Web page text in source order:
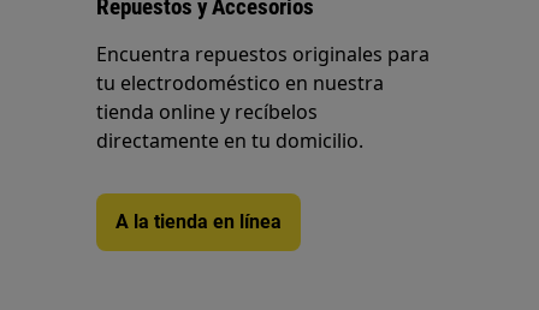
Repuestos y Accesorios
Encuentra repuestos originales para
tu electrodoméstico en nuestra
tienda online y recíbelos
directamente en tu domicilio.
A la tienda en línea